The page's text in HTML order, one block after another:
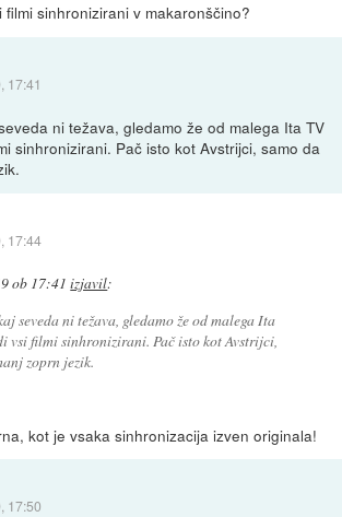
sinhronizirani v makaronščino?
17:41
ni težava, gledamo že od malega Ita TV
sinhronizirani. Pač isto kot Avstrijci, samo da
17:44
ob 17:41 izjavil:
seveda ni težava, gledamo že od malega Ita
vsi filmi sinhronizirani. Pač isto kot Avstrijci,
zoprn jezik.
kot je vsaka sinhronizacija izven originala!
17:50